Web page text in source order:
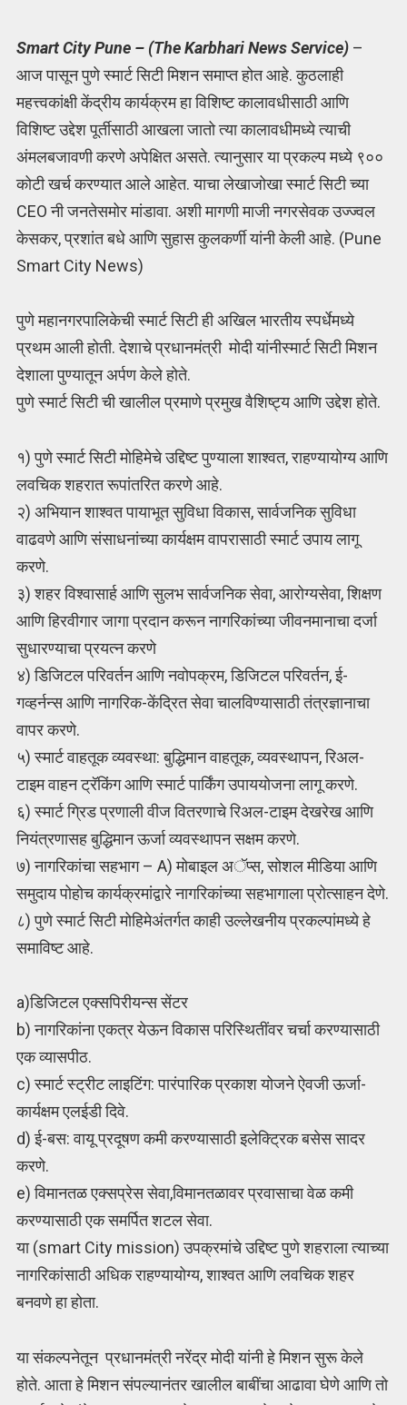
Smart City Pune – (The Karbhari News Service)–
आज पासून पुणे स्मार्ट सिटी मिशन समाप्त होत आहे. कुठलाही
महत्त्वकांक्षी केंद्रीय कार्यक्रम हा विशिष्ट कालावधीसाठी आणि
विशिष्ट उद्देश पूर्तीसाठी आखला जातो त्या कालावधीमध्ये त्याची
अंमलबजावणी करणे अपेक्षित असते. त्यानुसार या प्रकल्प मध्ये ९००
कोटी खर्च करण्यात आले आहेत. याचा लेखाजोखा स्मार्ट सिटी च्या
CEO नी जनतेसमोर मांडावा. अशी मागणी माजी नगरसेवक उज्ज्वल
केसकर, प्रशांत बधे आणि सुहास कुलकर्णी यांनी केली आहे. (Pune
Smart City News)
पुणे महानगरपालिकेची स्मार्ट सिटी ही अखिल भारतीय स्पर्धेमध्ये
प्रथम आली होती. देशाचे प्रधानमंत्री मोदी यांनीस्मार्ट सिटी मिशन
देशाला पुण्यातून अर्पण केले होते.
पुणे स्मार्ट सिटी ची खालील प्रमाणे प्रमुख वैशिष्ट्य आणि उद्देश होते.
१) पुणे स्मार्ट सिटी मोहिमेचे उद्दिष्ट पुण्याला शाश्वत, राहण्यायोग्य आणि
लवचिक शहरात रूपांतरित करणे आहे.
२) अभियान शाश्वत पायाभूत सुविधा विकास, सार्वजनिक सुविधा
वाढवणे आणि संसाधनांच्या कार्यक्षम वापरासाठी स्मार्ट उपाय लागू
करणे.
३) शहर विश्वासार्ह आणि सुलभ सार्वजनिक सेवा, आरोग्यसेवा, शिक्षण
आणि हिरवीगार जागा प्रदान करून नागरिकांच्या जीवनमानाचा दर्जा
सुधारण्याचा प्रयत्न करणे
४) डिजिटल परिवर्तन आणि नवोपक्रम, डिजिटल परिवर्तन, ई-
गव्हर्नन्स आणि नागरिक-केंद्रित सेवा चालविण्यासाठी तंत्रज्ञानाचा
वापर करणे.
५) स्मार्ट वाहतूक व्यवस्था: बुद्धिमान वाहतूक, व्यवस्थापन, रिअल-
टाइम वाहन ट्रॅकिंग आणि स्मार्ट पार्किंग उपाययोजना लागू करणे.
६) स्मार्ट ग्रिड प्रणाली वीज वितरणाचे रिअल-टाइम देखरेख आणि
नियंत्रणासह बुद्धिमान ऊर्जा व्यवस्थापन सक्षम करणे.
७) नागरिकांचा सहभाग – A) मोबाइल अॅप्स, सोशल मीडिया आणि
समुदाय पोहोच कार्यक्रमांद्वारे नागरिकांच्या सहभागाला प्रोत्साहन देणे.
८) पुणे स्मार्ट सिटी मोहिमेअंतर्गत काही उल्लेखनीय प्रकल्पांमध्ये हे
समाविष्ट आहे.
a)डिजिटल एक्सपिरीयन्स सेंटर
b) नागरिकांना एकत्र येऊन विकास परिस्थितींवर चर्चा करण्यासाठी
एक व्यासपीठ.
c) स्मार्ट स्ट्रीट लाइटिंग: पारंपारिक प्रकाश योजने ऐवजी ऊर्जा-
कार्यक्षम एलईडी दिवे.
d) ई-बस: वायू प्रदूषण कमी करण्यासाठी इलेक्ट्रिक बसेस सादर
करणे.
e) विमानतळ एक्सप्रेस सेवा,विमानतळावर प्रवासाचा वेळ कमी
करण्यासाठी एक समर्पित शटल सेवा.
या (smart City mission) उपक्रमांचे उद्दिष्ट पुणे शहराला त्याच्या
नागरिकांसाठी अधिक राहण्यायोग्य, शाश्वत आणि लवचिक शहर
बनवणे हा होता.
या संकल्पनेतून प्रधानमंत्री नरेंद्र मोदी यांनी हे मिशन सुरू केले
होते. आता हे मिशन संपल्यानंतर खालील बाबींचा आढावा घेणे आणि तो